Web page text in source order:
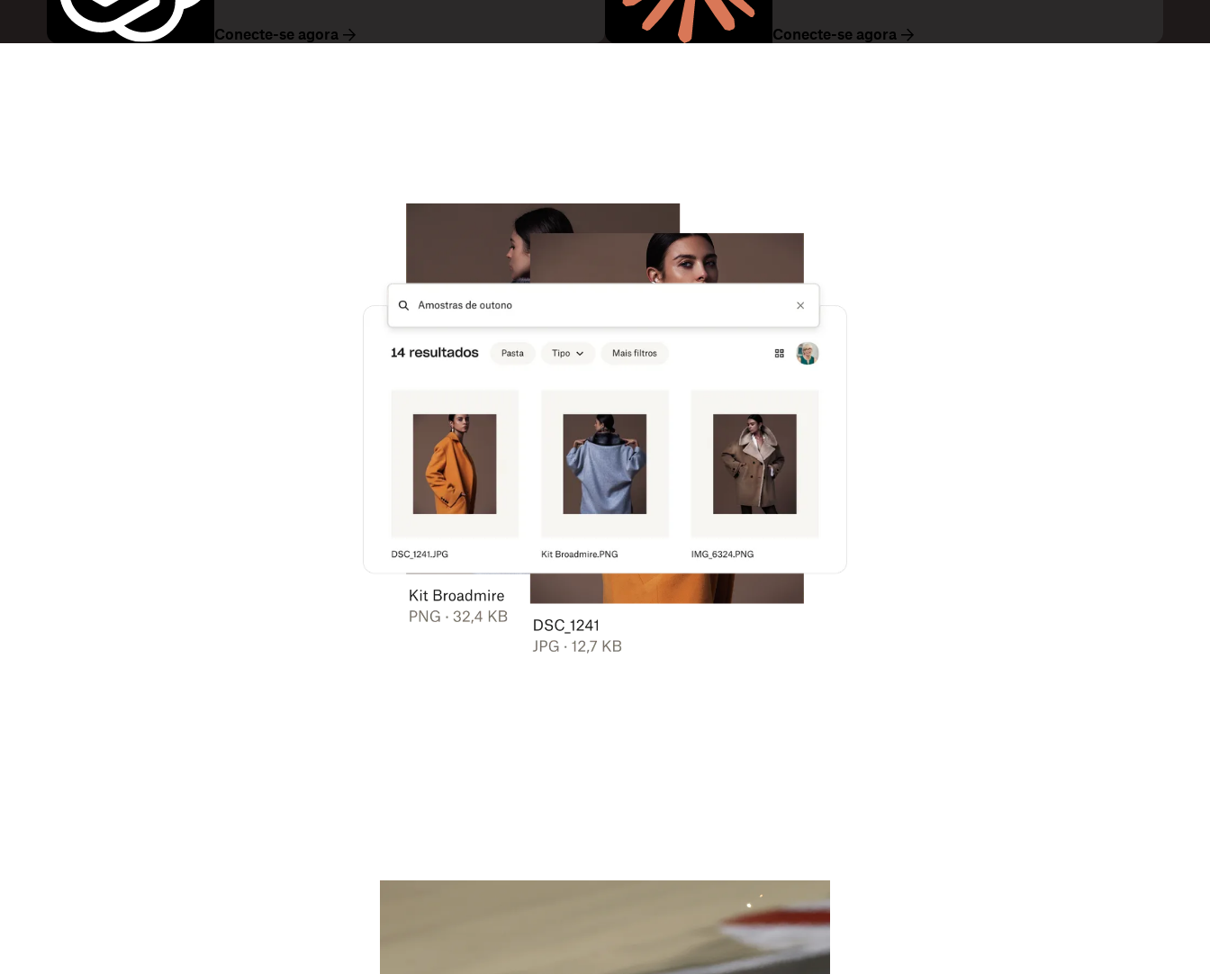
Conecte-se agora Conecte-se agora
Experimente o Dropbox gratuitamente
Experimente o Dropbox gratuitamente